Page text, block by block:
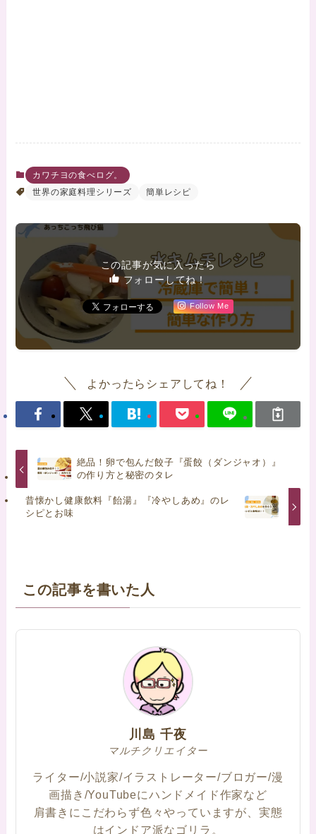
カワチヨの食べログ。
世界の家庭料理シリーズ
簡単レシピ
この記事が気に入ったら
フォローしてね！
Follow Me
よかったらシェアしてね！
絶品！卵で包んだ餃子『蛋餃（ダンジャオ）』
の作り方と秘密のタレ
昔懐かし健康飲料『飴湯』『冷やしあめ』のレ
シピとお味
この記事を書いた人
川島 千夜
マルチクリエイター
ライター/小説家/イラストレーター/ブロガー/漫
画描き/YouTubeにハンドメイド作家など
肩書きにこだわらず色々やっていますが、実態
はインドア派なゴリラ。